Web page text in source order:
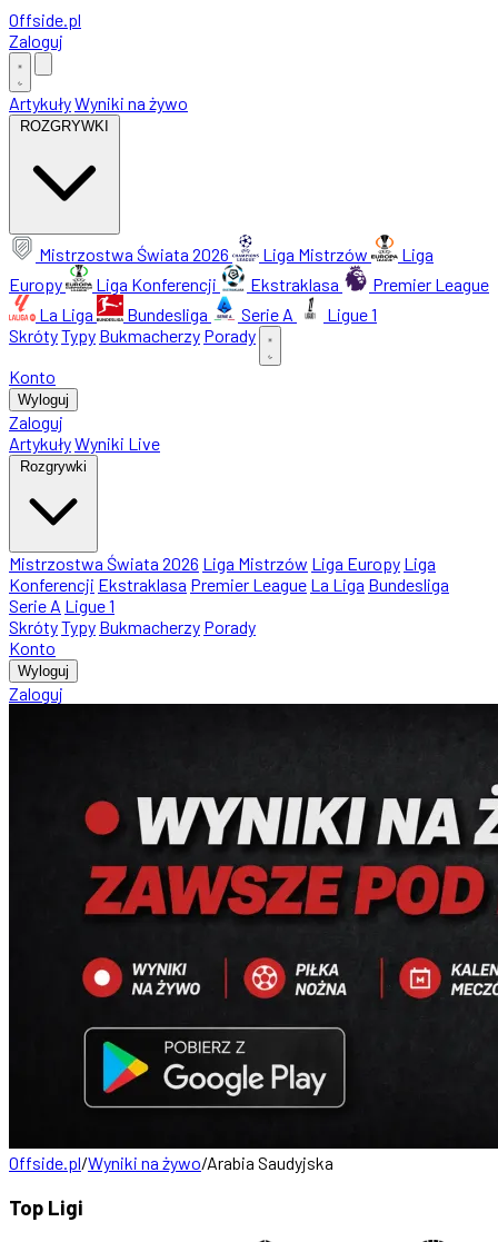
Offside.pl
Zaloguj
ArtykułyWyniki na żywo
ROZGRYWKI
Mistrzostwa Świata 2026 Liga Mistrzów
Liga
Europy
Liga Konferencji Ekstraklasa
Premier League
La Liga
Bundesliga Serie A
Ligue 1
SkrótyTypy Bukmacherzy Porady
Konto
Wyloguj
Zaloguj
ArtykułyWyniki Live
Rozgrywki
Mistrzostwa Świata 2026 Liga Mistrzów Liga Europy Liga
Konferencji Ekstraklasa Premier League La Liga Bundesliga
Serie A Ligue 1
SkrótyTypy Bukmacherzy Porady
Konto
Wyloguj
Zaloguj
Offside.pl/Wyniki na żywo/Arabia Saudyjska
Top Ligi